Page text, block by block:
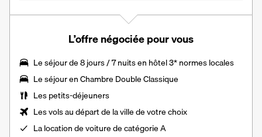
L’offre négociée pour vous
Le séjour de 8 jours / 7 nuits en hôtel 3* normes locales
Le séjour enChambre Double Classique
Lespetits-déjeuners
Les vols au départ de la ville de votre choix
Lalocation de voiturede catégorie A